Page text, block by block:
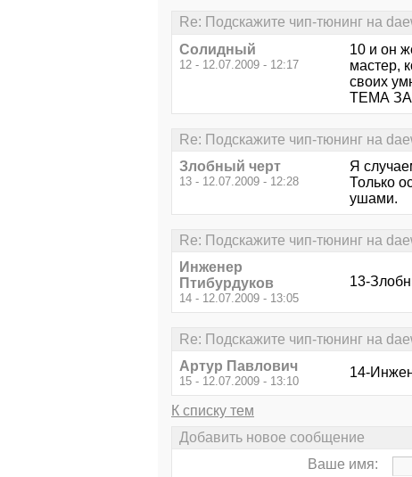
Re: Подскажите чип-тюнинг на
Солидный
12 - 12.07.2009 - 12:17
10 и он
мастер,
своих
ТЕМА
Re: Подскажите чип-тюнинг на
Злобный черт
13 - 12.07.2009 - 12:28
Я
Только
ушами.
Re: Подскажите чип-тюнинг на
Инженер
Птибурдуков
14 - 12.07.2009 - 13:05
13-
Re: Подскажите чип-тюнинг на
Артур Павлович
15 - 12.07.2009 - 13:10
14-
К списку тем
Добавить новое сообщение
Ваше имя: